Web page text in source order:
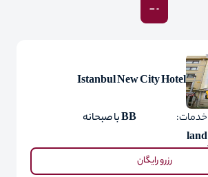
Istanbul New City Hotel
خدمات:
BB با صبحانه
land
رزرو رایگان